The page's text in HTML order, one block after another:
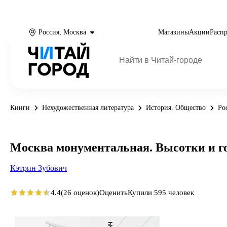
Россия, Москва МагазиныАкции
Книги Нехудожественная литература История. Общество
Москва монументальная. Высотки и
Кэтрин Зубович
4.4(26 оценок)ОценитьКупили 595 человек